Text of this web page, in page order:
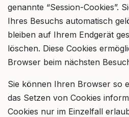
genannte “Session-Cookies”.
Ihres Besuchs automatisch
bleiben auf Ihrem Endgerät
löschen. Diese Cookies
Browser beim nächsten
Sie können Ihren Browser so
das Setzen von Cookies
Cookies nur im Einzelfall